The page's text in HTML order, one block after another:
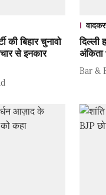
की बिहार चुनावो
से इनकार
दिल्ली
अंकिता
Bar &